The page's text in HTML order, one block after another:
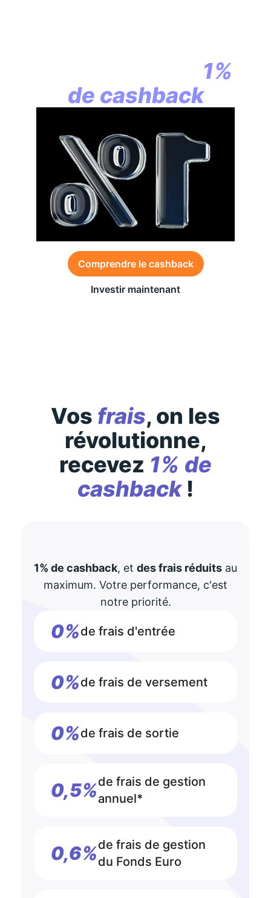
1%
de cashback
Comprendre le cashback
Investir maintenant
Vos frais, on les
révolutionne,
recevez 1% de
cashback!
1% de cashback, et des frais réduits au
maximum. Votre performance, c'est
notre priorité.
0%de frais d'entrée
0%de frais de versement
0%de frais de sortie
0,5%de frais de gestion
annuel*
0,6%de frais de gestion
du Fonds Euro